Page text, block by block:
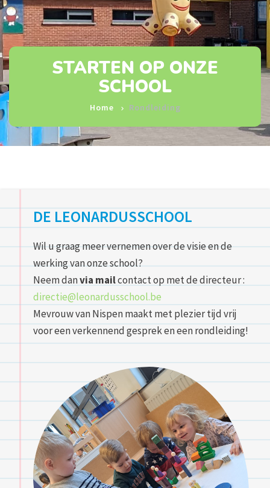
STARTEN OP ONZE
SCHOOL
Home Rondleiding
DE LEONARDUSSCHOOL
Wil u graag meer vernemen over de visie en de
werking van onze school?
Neem danvia mailcontact op met de directeur :
directie@leonardusschool.be
Mevrouw van Nispen maakt met plezier tijd vrij
voor een verkennend gesprek en een rondleiding!